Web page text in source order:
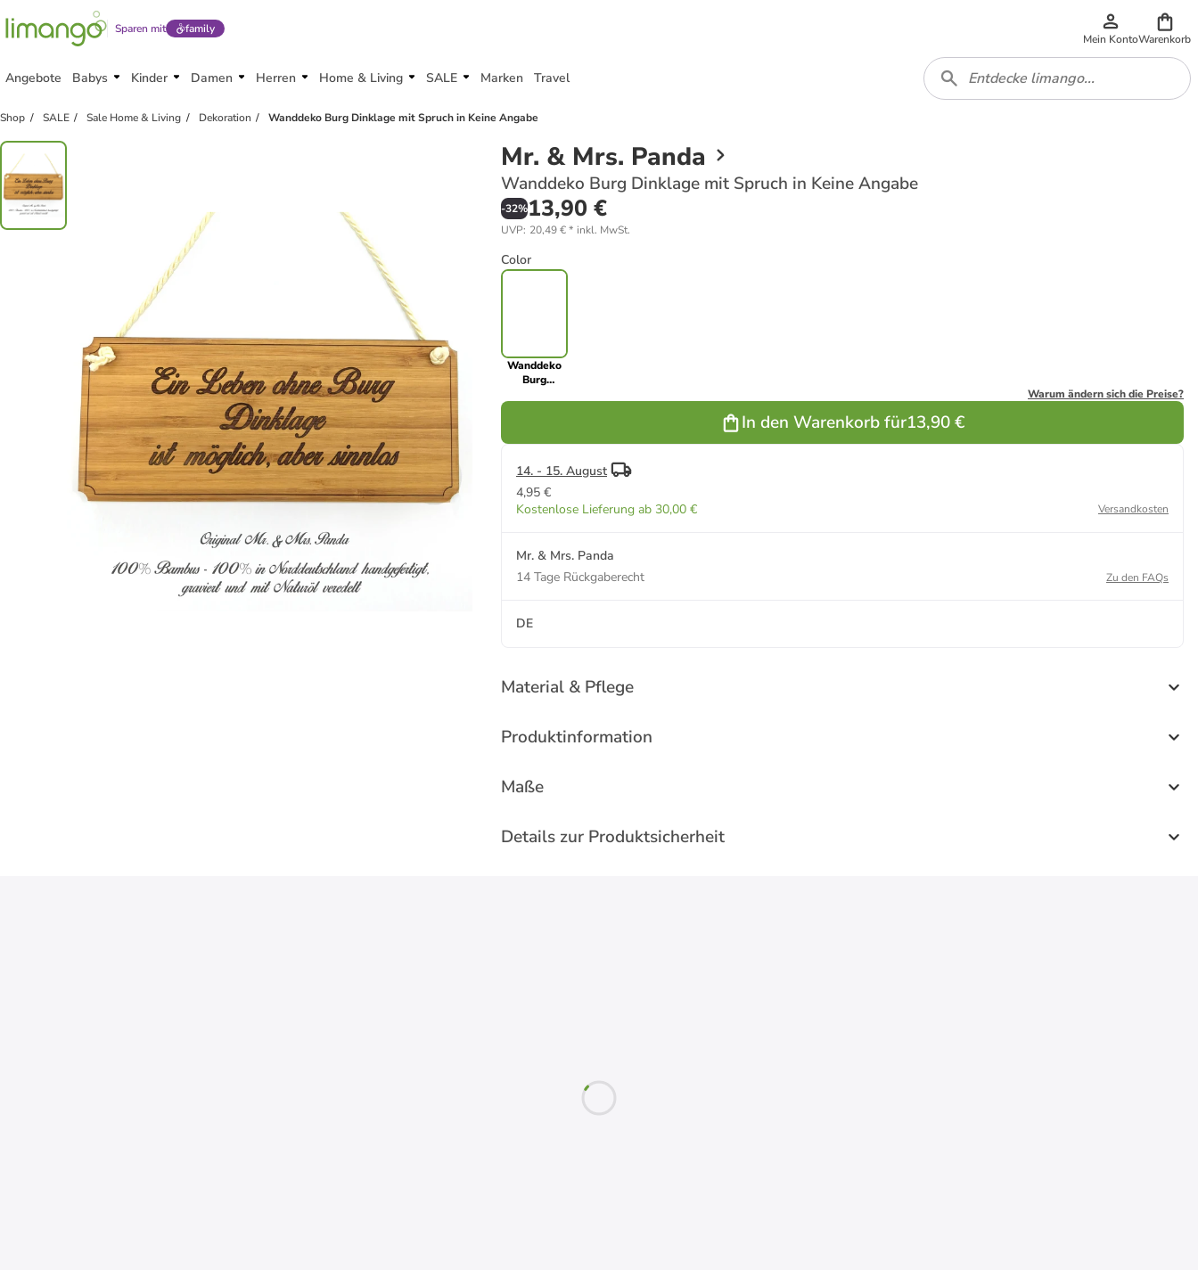
Sparen mit family
Mein KontoWarenkorb
Angebote Babys Kinder Damen Herren Home & Living SALE Marken Travel
Shop SALE Sale Home & Living Dekoration Wanddeko Burg Dinklage mit Spruch in Keine Angabe
Mr. & Mrs. Panda
Wanddeko Burg Dinklage mit Spruch in Keine Angabe
-32%13,90 €
UVP: 20,49 €* inkl. MwSt.
Color
Wanddeko
Burg
Warum ändern sich die Preise?
In den Warenkorb für13,90 €
14. - 15. August
4,95 €
Kostenlose Lieferung ab 30,00 €
Versandkosten
Mr. & Mrs. Panda
14 Tage Rückgaberecht
Zu den FAQs
DE
Material & Pflege
Produktinformation
Maße
Details zur Produktsicherheit